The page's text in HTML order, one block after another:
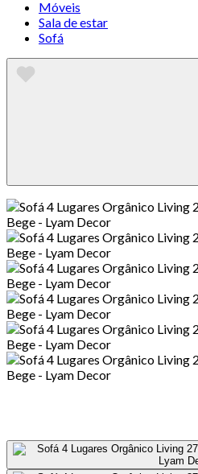
Móveis
Sala de estar
Sofá